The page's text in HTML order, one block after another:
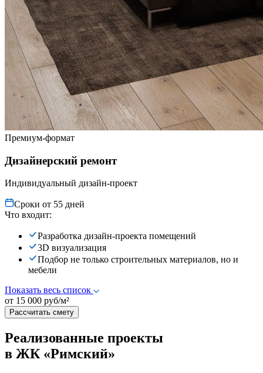
Премиум-формат
Дизайнерский ремонт
Индивидуальный дизайн-проект
Сроки от 55 дней
Что входит:
Разработка дизайн-проекта помещений
3D визуализация
Подбор не только строительных материалов, но и
мебели
Показать весь список
от 15 000 руб/м²
Рассчитать смету
Реализованные проекты
в ЖК «Римский»